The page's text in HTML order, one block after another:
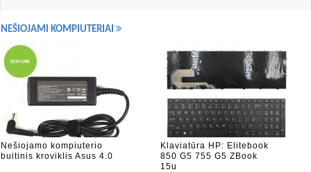
NEŠIOJAMI KOMPIUTERIAI
Nešiojamo kompiuterio
buitinis kroviklis Asus 4.0
Klaviatūra HP: Elitebook
850 G5 755 G5 ZBook
15u